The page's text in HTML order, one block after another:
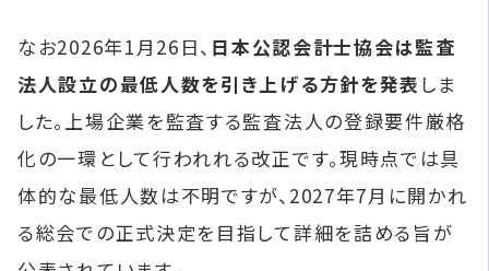
なお2026年1月26日、 日本公認会計士協会は監査
法人設立の最低人数を引き上げる方針を発表 しま
した。上場企業を監査する監査法人の登録要件厳格
化の一環として行われれる改正です。現時点では具
体的な最低人数は不明ですが、2027年7月に開かれ
る総会での正式決定を目指して詳細を詰める旨が